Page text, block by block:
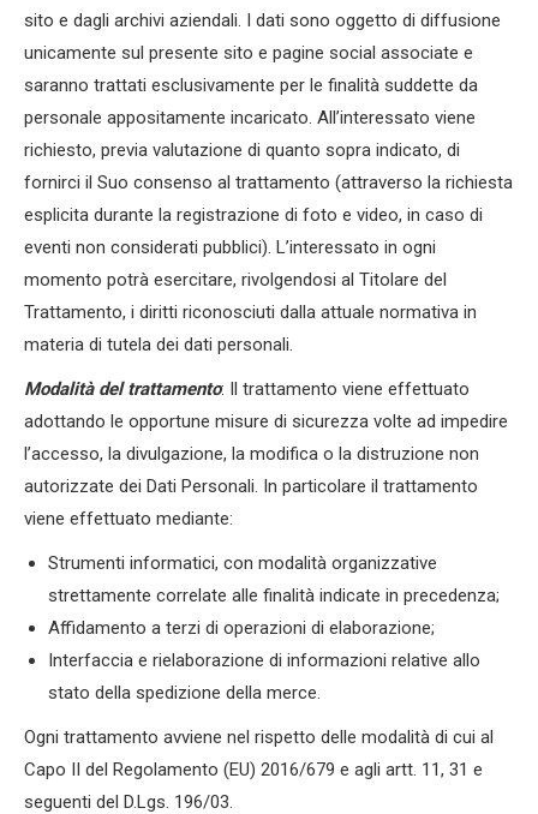
sito e dagli archivi aziendali. I dati sono oggetto di diffusione
unicamente sul presente sito e pagine social associate e
saranno trattati esclusivamente per le finalità suddette da
personale appositamente incaricato. All’interessato viene
richiesto, previa valutazione di quanto sopra indicato, di
fornirci il Suo consenso al trattamento (attraverso la richiesta
esplicita durante la registrazione di foto e video, in caso di
eventi non considerati pubblici). L’interessato in ogni
momento potrà esercitare, rivolgendosi al Titolare del
Trattamento, i diritti riconosciuti dalla attuale normativa in
materia di tutela dei dati personali.
Modalità del trattamento: Il trattamento viene effettuato
adottando le opportune misure di sicurezza volte ad impedire
l’accesso, la divulgazione, la modifica o la distruzione non
autorizzate dei Dati Personali. In particolare il trattamento
viene effettuato mediante:
Strumenti informatici, con modalità organizzative
strettamente correlate alle finalità indicate in precedenza;
Affidamento a terzi di operazioni di elaborazione;
Interfaccia e rielaborazione di informazioni relative allo
stato della spedizione della merce.
Ogni trattamento avviene nel rispetto delle modalità di cui al
Capo II del Regolamento (EU) 2016/679 e agli artt. 11, 31 e
seguenti del D.Lgs. 196/03.